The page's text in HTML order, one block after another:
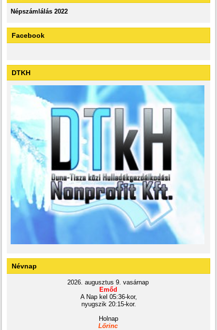
Népszámlálás 2022
Facebook
DTKH
Névnap
2026. augusztus 9. vasárnap
Emőd
A Nap kel 05:36-kor,
nyugszik 20:15-kor.
Holnap
Lőrinc